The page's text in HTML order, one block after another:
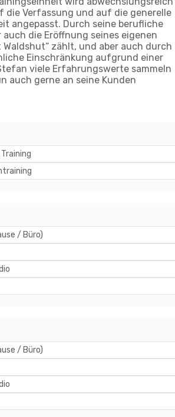
die Verfassung und auf die generelle
angepasst. Durch seine berufliche
die Eröffnung seines eigenen
Waldshut“ zählt, und aber auch durch
Einschränkung aufgrund einer
viele Erfahrungswerte sammeln
auch gerne an seine Kunden
/ Büro)
/ Büro)